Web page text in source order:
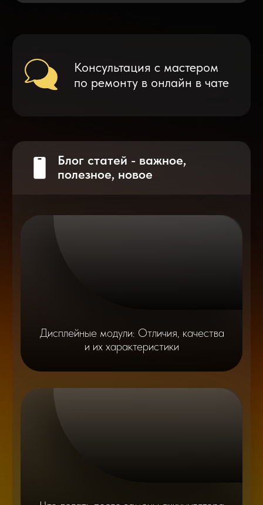
Разблокировка iPhone
Что делать после замены аккумулятора
на смартфоне?